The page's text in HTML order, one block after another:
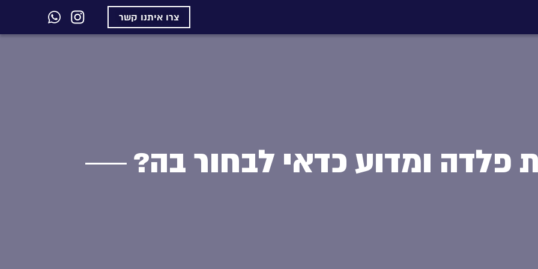
צרו איתנו קשר
פלדה ומדוע כדאי לבחור בה?